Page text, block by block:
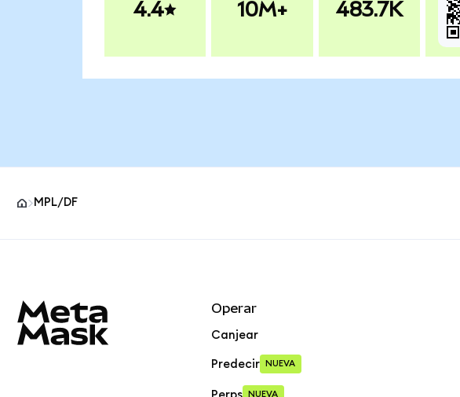
4.4 10M+ 483.7K
MPL/DF
Operar
Canjear
Predecir NUEVA
NUEVA